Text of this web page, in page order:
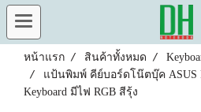
หน้าแรก สินค้าทั้งหมด
แป้นพิมพ์ คีย์บอร์ดโน๊ตบุ๊ค ASUS
Keyboard มีไฟ RGB สีรุ้ง